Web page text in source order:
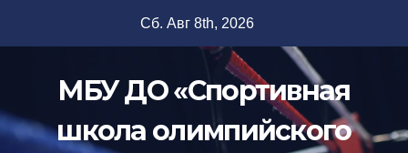
Сб. Авг 8th, 2026
МБУ ДО «Спортивная
школа олимпийского